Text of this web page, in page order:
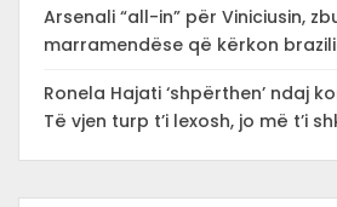
Arsenali “all-in” për Viniciusin,
marramendëse që kërkon
Ronela Hajati ‘shpërthen’ ndaj
Të vjen turp t’i lexosh, jo më t’i